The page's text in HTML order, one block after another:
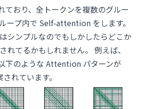
おり、全トークンを複数のグルー
ープ内で Self-attention をします。
シンプルなのでもしかしたらどこか
れてるかもしれません。 例えば、
下のような Attention パターンが
れています。